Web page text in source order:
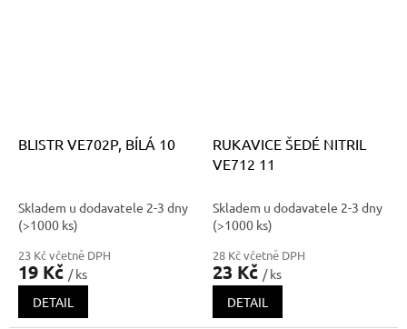
BLISTR VE702P, BÍLÁ 10
Skladem u dodavatele 2-3 dny
(>1000 ks)
23 Kč včetně DPH
19 Kč / ks
DETAIL
RUKAVICE ŠEDÉ NITRIL
VE712 11
Skladem u dodavatele 2-3 dny
(>1000 ks)
28 Kč včetně DPH
23 Kč / ks
DETAIL